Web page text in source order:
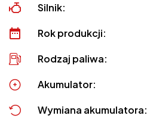
Silnik:
Rok produkcji:
Rodzaj paliwa:
Akumulator:
Wymiana akumulatora: